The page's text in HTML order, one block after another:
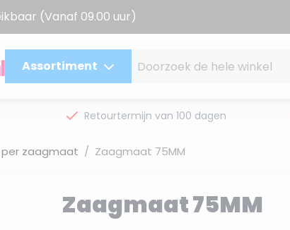
(Vanaf 09.00 uur)
Assortiment
Retourtermijn van 100 dagen
zaagmaat / Zaagmaat 75MM
Zaagmaat 75MM